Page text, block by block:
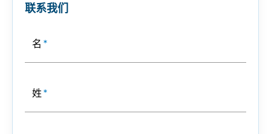
联系我们
名 *
姓*